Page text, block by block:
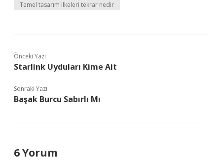
Temel tasarım ilkeleri tekrar nedir
Önceki Yazı
Starlink Uyduları Kime Ait
Sonraki Yazı
Başak Burcu Sabırlı Mı
6 Yorum